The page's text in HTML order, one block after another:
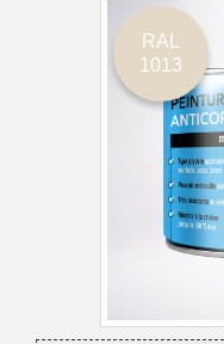
RAL
1013